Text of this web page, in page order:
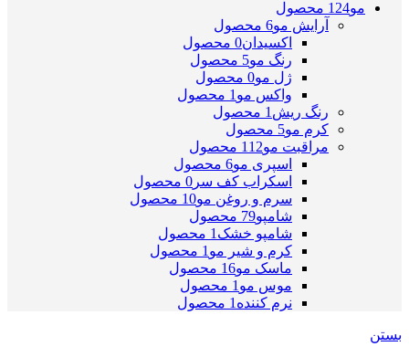
مو124 محصول
آرایش مو6 محصول
اکسیدان0 محصول
رنگ مو5 محصول
ژل مو0 محصول
واکس مو 1 محصول
رنگ ریش 1 محصول
کرم مو5 محصول
مراقبت مو112 محصول
اسپری مو6 محصول
اسکراب کف سر 0 محصول
سرم و روغن مو10 محصول
شامپو79 محصول
شامپو خشک 1 محصول
کرم و شیر مو 1 محصول
ماسک مو16 محصول
موس مو 1 محصول
نرم کننده 1 محصول
بستن